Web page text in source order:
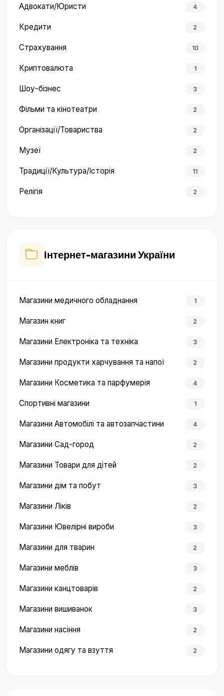
Адвокати/Юристи 4
Кредити 2
Страхування 10
Криптовалюта 1
Шоу-бізнес 3
Фільми та кінотеатри 2
Організації/Товариства 2
Музеї 2
Традиції/Культура/Історія 11
Релігія 2
Інтернет-магазини України
Магазини медичного обладнання 1
Магазин книг 2
Магазини Електроніка та техніка 3
Магазини продукти харчування та напої 2
Магазини Косметика та парфумерія 4
Спортивні магазини 1
Магазини Автомобілі та автозапчастини 4
Магазини Сад-город 2
Магазини Товари для дітей 2
Магазини дім та побут 3
Магазини Ліків 2
Магазини Ювелірні вироби 3
Магазини для тварин 2
Магазини меблів 3
Магазини канцтоварів 2
Магазини вишиванок 3
Магазини насіння 2
Магазини одягу та взуття 2